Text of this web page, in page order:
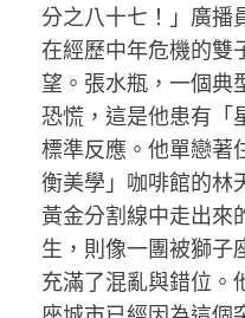
分之八十七！」廣播
在經歷中年危機的雙
望。張水瓶，一個典
恐慌，這是他患有「
標準反應。他單戀著
衡美學」咖啡館的林
黃金分割線中走出來
生，則像一團被獅子
充滿了混亂與錯位。